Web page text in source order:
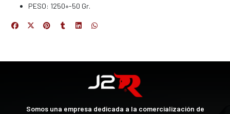
PESO: 1250+-50 Gr.
Somos una empresa dedicada a la comercialización de